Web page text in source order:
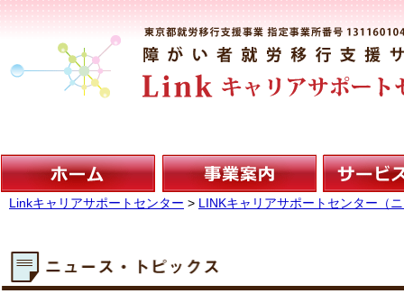
Linkキャリアサポートセンター > LINKキャリアサポートセンター（